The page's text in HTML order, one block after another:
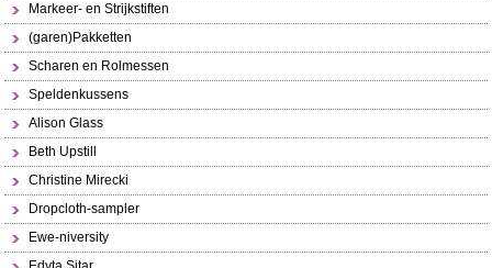
Markeer- en Strijkstiften
(garen)Pakketten
Scharen en Rolmessen
Speldenkussens
Alison Glass
Beth Upstill
Christine Mirecki
Dropcloth-sampler
Ewe-niversity